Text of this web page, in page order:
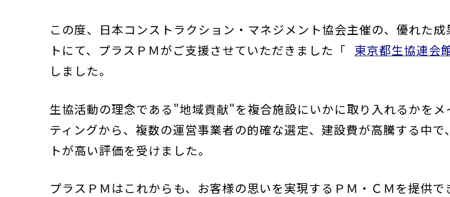
この度、日本コンストラクション・マネジメント協会主催の、優れた
トにて、プラスＰＭがご支援させていただきました「 東京都生協連会
しました。
生協活動の理念である"地域貢献"を複合施設にいかに取り入れるかを
ティングから、複数の運営事業者の的確な選定、建設費が高騰する中
トが高い評価を受けました。
プラスＰＭはこれからも、お客様の思いを実現するＰＭ・ＣＭを提供で